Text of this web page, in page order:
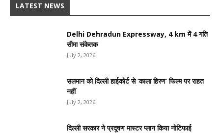
LATEST NEWS
Delhi Dehradun Expressway, 4 km में 4 गति
सीमा संकेतक
July 2, 2026
सलमान को दिल्ली हाईकोर्ट से ‘काला हिरण’ फिल्म पर राहत
नहीं
July 2, 2026
दिल्ली सरकार ने प्रदूषण मास्टर प्लान किया नोटिफाई